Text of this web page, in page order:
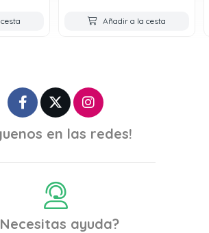
Añadir a la cesta Añadir a la
en las redes!
ayuda?